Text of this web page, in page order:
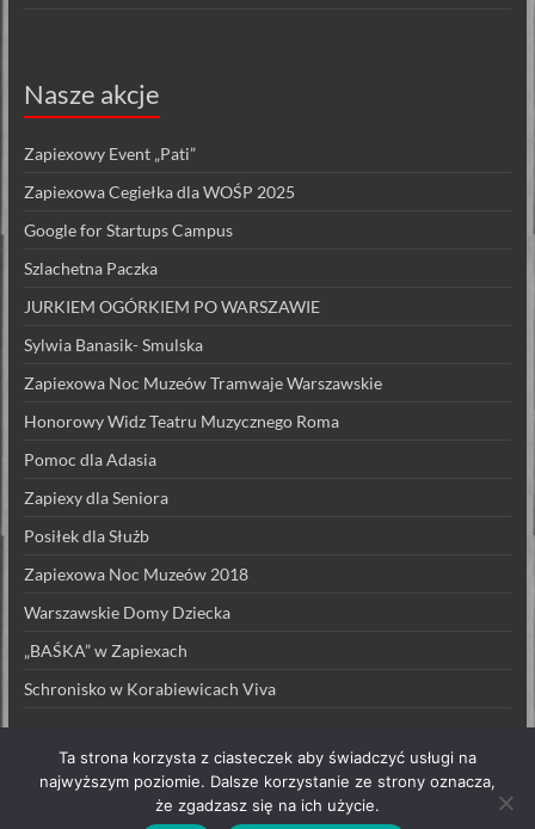
Nasze akcje
Zapiexowy Event „Pati”
Zapiexowa Cegiełka dla WOŚP 2025
Google for Startups Campus
Szlachetna Paczka
JURKIEM OGÓRKIEM PO WARSZAWIE
Sylwia Banasik- Smulska
Zapiexowa Noc Muzeów Tramwaje Warszawskie
Honorowy Widz Teatru Muzycznego Roma
Pomoc dla Adasia
Zapiexy dla Seniora
Posiłek dla Służb
Zapiexowa Noc Muzeów 2018
Warszawskie Domy Dziecka
„BAŚKA” w Zapiexach
Schronisko w Korabiewicach Viva
Prawa autorskie © 2026ZAPIEXY LUXUSOWE – SMAK PRL`U
Ta strona korzysta z ciasteczek aby świadczyć usługi na
najwyższym poziomie. Dalsze korzystanie ze strony oznacza,
że zgadzasz się na ich użycie.